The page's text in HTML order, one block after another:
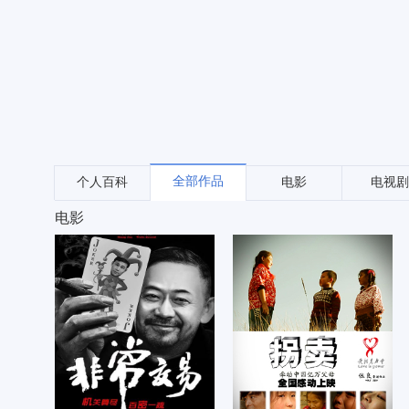
个人百科 全部作品 电影 电视剧
电影